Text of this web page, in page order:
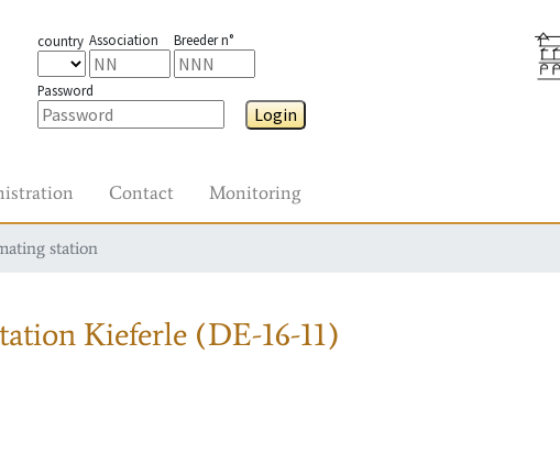
country Association Breeder n°
Password
Login
Contact Monitoring
station
Kieferle (DE-16-11)